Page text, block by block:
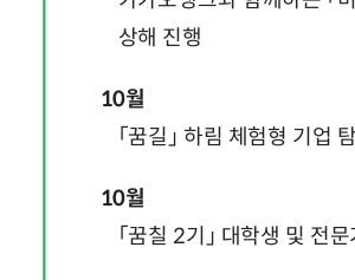
상해 진행
10월
「꿈길」 하림 체험형 기업
10월
「꿈칠 2기」 대학생 및 전